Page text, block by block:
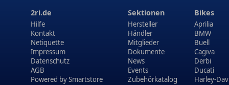
2ri.de
Hilfe
Kontakt
Netiquette
Impressum
Datenschutz
AGB
Powered bySmartstore
Sektionen
Hersteller
Händler
Mitglieder
Dokumente
News
Events
Zubehörkatalog
Bikes
Aprilia
BMW
Buell
Cagiva
Derbi
Ducati
Harley-